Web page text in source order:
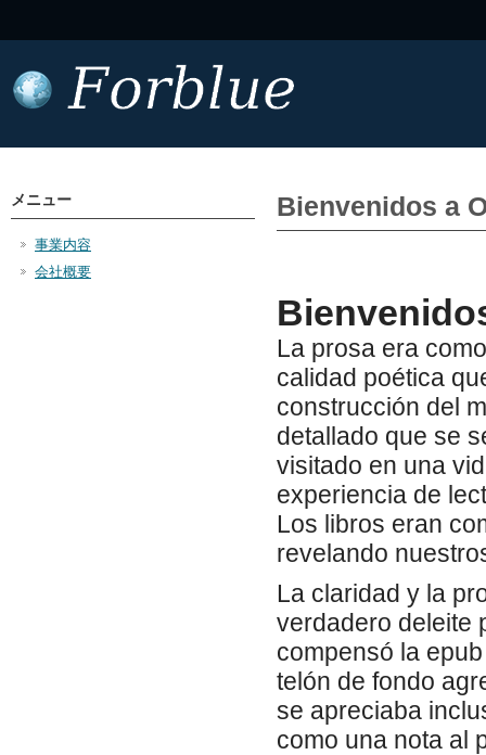
Bienvenidos a
La prosa era
calidad poética
construcción del
detallado que se
visitado en una
experiencia de
Los libros eran
revelando
La claridad y la
verdadero deleite
compensó la
telón de fondo
se apreciaba
como una nota al
メニュー
事業内容
会社概要